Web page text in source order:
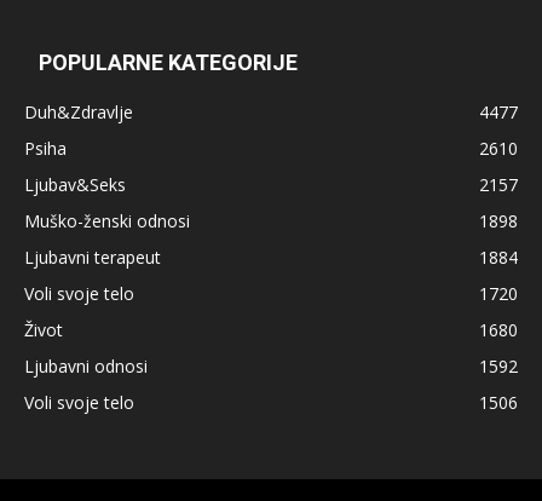
POPULARNE KATEGORIJE
Duh&Zdravlje
4477
Psiha
2610
Ljubav&Seks
2157
Muško-ženski odnosi
1898
Ljubavni terapeut
1884
Voli svoje telo
1720
Život
1680
Ljubavni odnosi
1592
Voli svoje telo
1506